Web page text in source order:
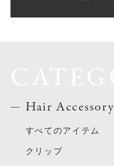
Hair Accessory
すべてのアイテム
クリップ